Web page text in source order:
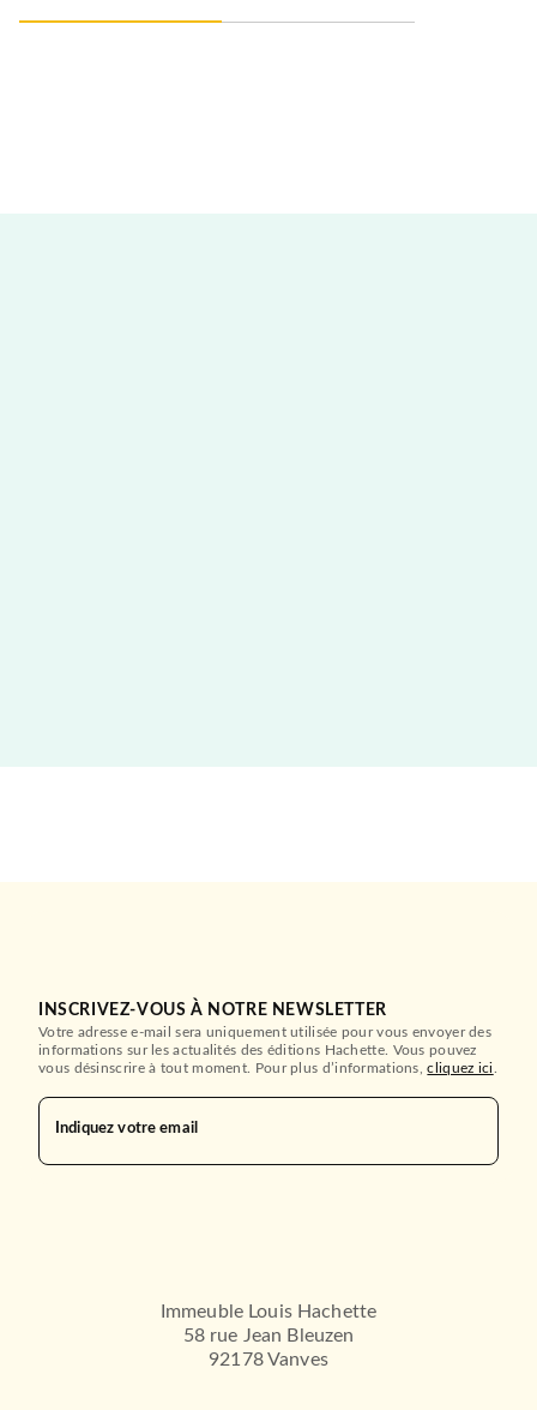
INSCRIVEZ-VOUS À NOTRE NEWSLETTER
Votre adresse e-mail sera uniquement utilisée pour vous envoyer des
informations sur les actualités des éditions Hachette. Vous pouvez
vous désinscrire à tout moment. Pour plus d’informations,cliquez ici
Indiquez votre email
Immeuble Louis Hachette
58 rue Jean Bleuzen
92178 Vanves